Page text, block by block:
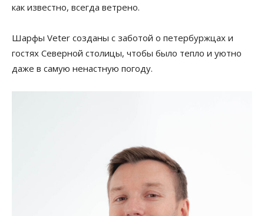
как известно, всегда ветрено.
Шарфы Veter созданы с заботой о петербуржцах и
гостях Северной столицы, чтобы было тепло и уютно
даже в самую ненастную погоду.